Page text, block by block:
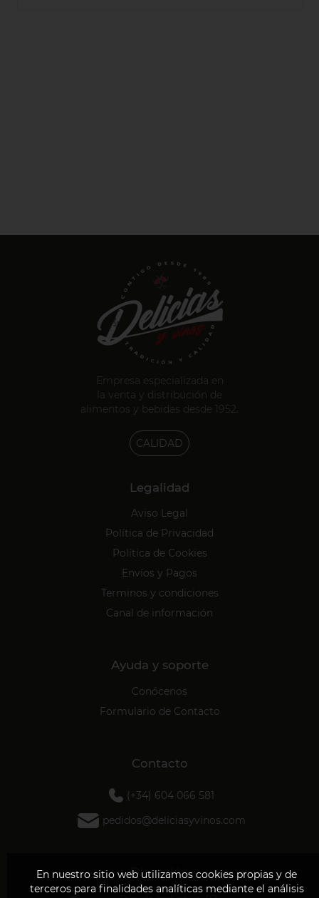
En nuestro sitio web utilizamos cookies propias y de
terceros para finalidades analíticas mediante el análisis
Empresa especializada en
la venta y distribución de
alimentos y bebidas desde 1952.
CALIDAD
Legalidad
Aviso Legal
Política de Privacidad
Política de Cookies
Envíos y Pagos
Terminos y condiciones
Canal de información
Ayuda y soporte
Conócenos
Formulario de Contacto
Contacto
(+34) 604 066 581
pedidos@deliciasyvinos.com
Dirección